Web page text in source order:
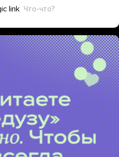
link Что-что?